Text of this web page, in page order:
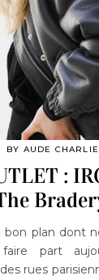
BY AUDE
:
bon plan dont
part
rues